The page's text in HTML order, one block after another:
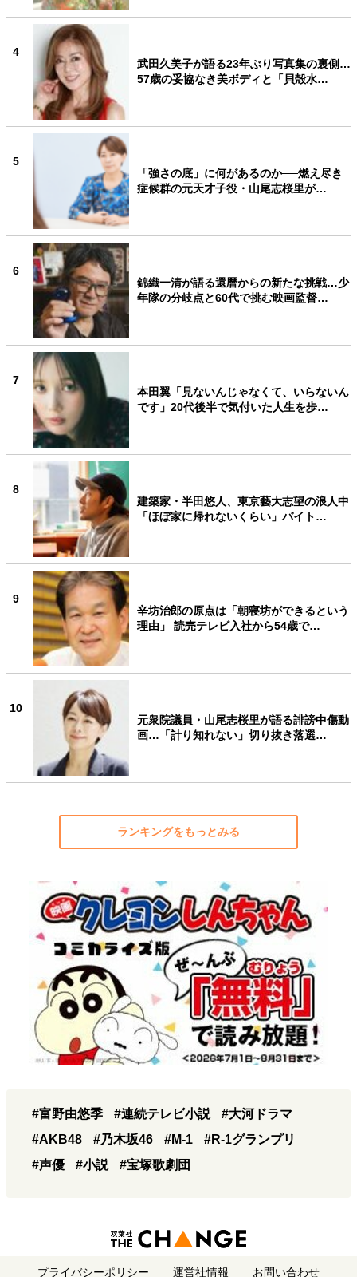
4
武田久美子が語る23年ぶり写真集の裏側…
57歳の妥協なき美ボディと「貝殻水…
5
「強さの底」に何があるのか──燃え尽き
症候群の元天才子役・山尾志桜里が…
6
錦織一清が語る還暦からの新たな挑戦…少
年隊の分岐点と60代で挑む映画監督…
7
本田翼「見ないんじゃなくて、いらないん
です」20代後半で気付いた人生を歩…
8
建築家・半田悠人、東京藝大志望の浪人中
「ほぼ家に帰れないくらい」バイト…
9
辛坊治郎の原点は「朝寝坊ができるという
理由」 読売テレビ入社から54歳で…
10
元衆院議員・山尾志桜里が語る誹謗中傷動
画…「計り知れない」切り抜き落選…
ランキングをもっとみる
#富野由悠季 #連続テレビ小説
#大河ドラマ
#AKB48
#乃木坂46 #M-1
#R-1グランプリ
#声優
#小説 #宝塚歌劇団
プライバシーポリシー 運営社情報 お問い合わせ